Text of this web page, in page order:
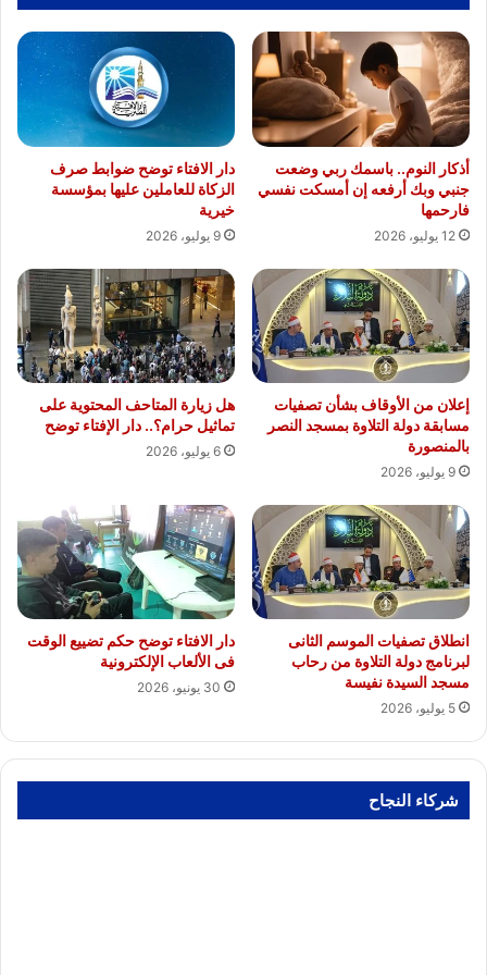
أذكار النوم.. باسمك ربي وضعت
جنبي وبك أرفعه إن أمسكت نفسي
فارحمها
12 يوليو، 2026
دار الافتاء توضح ضوابط صرف
الزكاة للعاملين عليها بمؤسسة
خيرية
9 يوليو، 2026
إعلان من الأوقاف بشأن تصفيات
مسابقة دولة التلاوة بمسجد النصر
بالمنصورة
9 يوليو، 2026
هل زيارة المتاحف المحتوية على
تماثيل حرام؟.. دار الإفتاء توضح
6 يوليو، 2026
انطلاق تصفيات الموسم الثانى
لبرنامج دولة التلاوة من رحاب
مسجد السيدة نفيسة
5 يوليو، 2026
دار الافتاء توضح حكم تضييع الوقت
فى الألعاب الإلكترونية
30 يونيو، 2026
شركاء النجاح